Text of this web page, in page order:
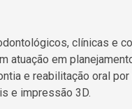
clínicas e
atuação em
e reabilitação oral
e impressão 3D.